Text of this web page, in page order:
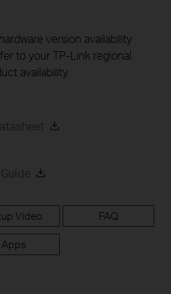
version availability
to your TP-Link regional
availability.
Video FAQ
Apps